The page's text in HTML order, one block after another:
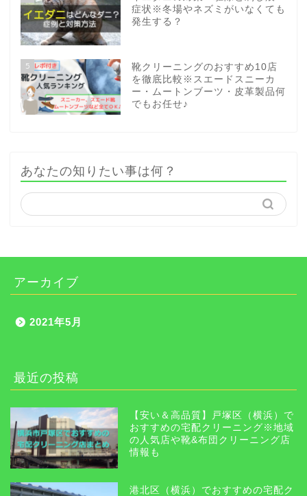
症状※冬場やネズミがいなくても
発生する？
5
靴クリーニングのおすすめ10店
を徹底比較※スエードスニーカ
ー・ムートンブーツ・皮革製品何
でもお任せ♪
あなたの知りたい事は何？
アーカイブ
2021年5月
最近の投稿
【安い＆高品質】戸塚区（横浜）で
おすすめの宅配クリーニング※地域
の人気店や靴&布団クリーニング店
情報も
港北区（横浜）でおすすめの宅配ク